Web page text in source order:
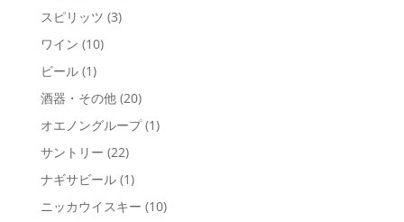
スピリッツ (3)
ワイン (10)
ビール (1)
酒器・その他 (20)
オエノングループ (1)
サントリー (22)
ナギサビール (1)
ニッカウイスキー (10)